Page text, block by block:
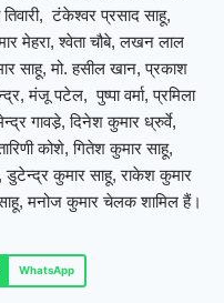
टंकेश्वर प्रसाद साहू,
मेहरा, श्वेता चौबे, लखन लाल
साहू, मो. हसील खान, प्रकाश
पटेल, पुष्पा वर्मा, प्रमिला
गावडे़, दिनेश कुमार ध्रुर्वे,
कोशे, गितेश कुमार साहू,
डुटेन्द्र कुमार साहू, राकेश कुमार
साहू, मनोज कुमार चेलक शामिल हैं।
WhatsApp